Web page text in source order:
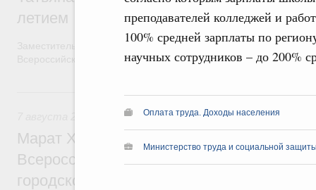
преподавателей колледжей и
100% средней зарплаты по
научных сотрудников – до 200%
Оплата труда. Доходы населения
Министерство труда и социальной
летием
Заместитель Председателя Правительства Татьяна Голикова
Всероссийского общественного движения «Волонтёры-
7 августа, пятница
Экономика городов. Городская среда
Марат Хуснуллин провёл заседание
Всероссийского конкурса лучших
городской среды